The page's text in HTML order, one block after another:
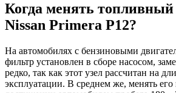
Когда менять
Nissan Primera P12?
На автомобилях с бензиновыми
фильтр установлен в сборе насосом,
редко, так как этот узел рассчитан на
эксплуатации. В среднем же, менять